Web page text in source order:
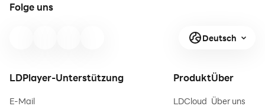
Folge uns
Deutsch
LDPlayer-Unterstützung
E-Mail
Produkt
LDCloud
Über
Über uns